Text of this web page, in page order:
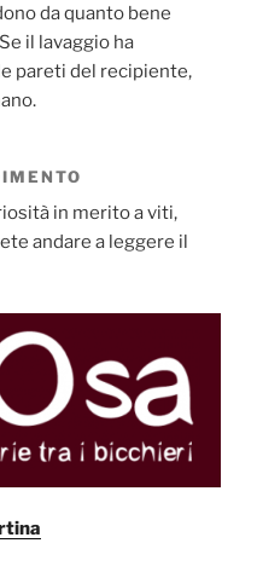
da quanto bene
il lavaggio ha
pareti del recipiente,
in merito a viti,
andare a leggere il